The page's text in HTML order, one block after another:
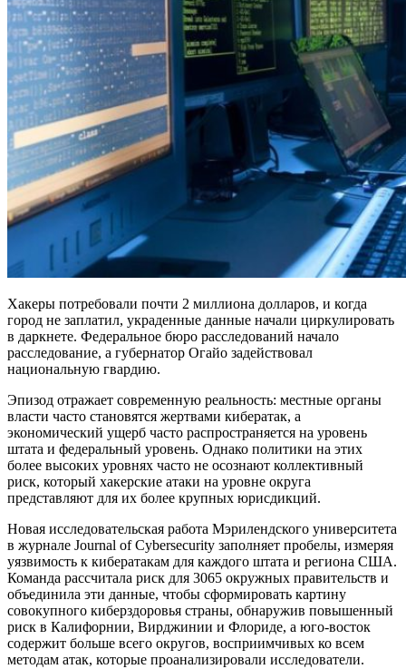
Хакеры потребовали почти 2 миллиона долларов, и когда
город не заплатил, украденные данные начали циркулировать
в даркнете. Федеральное бюро расследований начало
расследование, а губернатор Огайо задействовал
национальную гвардию.
Эпизод отражает современную реальность: местные органы
власти часто становятся жертвами кибератак, а
экономический ущерб часто распространяется на уровень
штата и федеральный уровень. Однако политики на этих
более высоких уровнях часто не осознают коллективный
риск, который хакерские атаки на уровне округа
представляют для их более крупных юрисдикций.
Новая исследовательская работа Мэрилендского университета
в журнале Journal of Cybersecurity заполняет пробелы, измеряя
уязвимость к кибератакам для каждого штата и региона США.
Команда рассчитала риск для 3065 окружных правительств и
объединила эти данные, чтобы сформировать картину
совокупного киберздоровья страны, обнаружив повышенный
риск в Калифорнии, Вирджинии и Флориде, а юго-восток
содержит больше всего округов, восприимчивых ко всем
методам атак, которые проанализировали исследователи.